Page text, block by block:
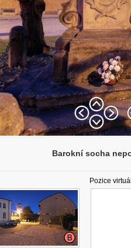
Barokní socha
Pozice